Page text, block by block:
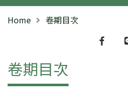
Home 卷期目次
卷期目次